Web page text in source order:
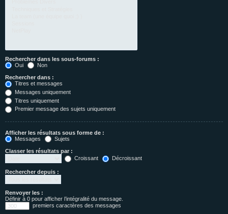
Rechercher dans les sous-forums :
Oui
Non
Rechercher dans :
Titres et messages
Messages uniquement
Titres uniquement
Premier message des sujets uniquement
Afficher les résultats sous forme de :
Messages
Sujets
Classer les résultats par :
Croissant
Décroissant
Rechercher depuis :
Renvoyer les :
Définir à 0 pour afficher l’intégralité du message.
premiers caractères des messages